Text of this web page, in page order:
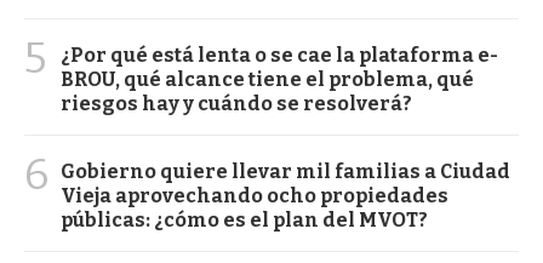
5
¿Por qué está lenta o se cae la plataforma e-
BROU, qué alcance tiene el problema, qué
riesgos hay y cuándo se resolverá?
6
Gobierno quiere llevar mil familias a Ciudad
Vieja aprovechando ocho propiedades
públicas: ¿cómo es el plan del MVOT?